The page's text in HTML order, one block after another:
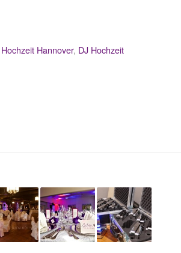
Hannover, DJ Hochzeit